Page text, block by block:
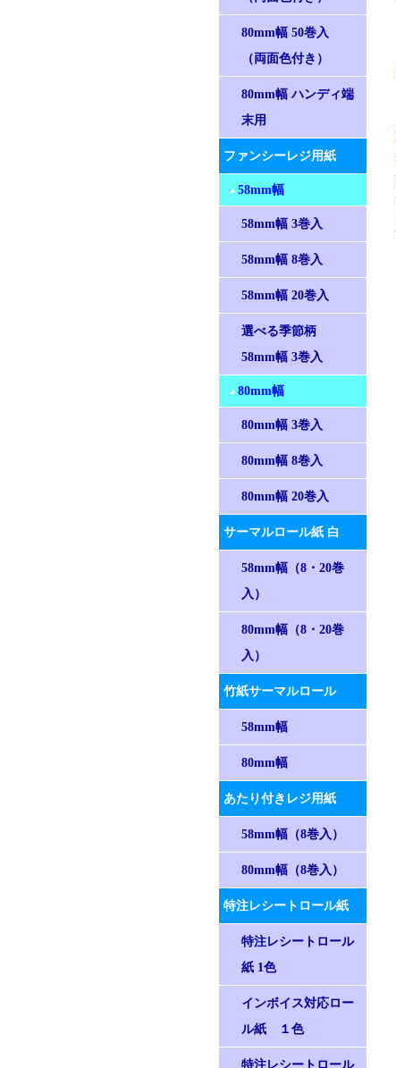
80mm幅 50巻入
（両面色付き）
80mm幅 ハンディ端
末用
ファンシーレジ用紙
58mm幅
58mm幅 3巻入
58mm幅 8巻入
58mm幅 20巻入
選べる季節柄
58mm幅 3巻入
80mm幅
80mm幅 3巻入
80mm幅 8巻入
80mm幅 20巻入
サーマルロール紙 白
58mm幅（8・20巻
入）
80mm幅（8・20巻
入）
竹紙サーマルロール
58mm幅
80mm幅
あたり付きレジ用紙
58mm幅（8巻入）
80mm幅（8巻入）
特注レシートロール紙
特注レシートロール
紙 1色
インボイス対応ロー
ル紙 １色
特注レシートロール